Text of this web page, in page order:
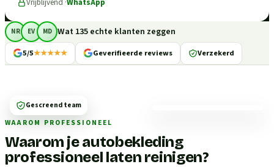
Vrijblijvend ·WhatsApp
NR EV MD Wat 135 echte klanten zeggen
5/5★★★★★ Geverifieerde reviews Verzekerd
WAAROM PROFESSIONEEL
Waarom je autobekleding
professioneel laten reinigen?
Gescreend team